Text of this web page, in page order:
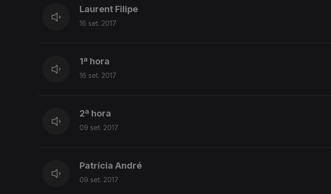
Laurent Filipe
16 set. 2017
1ª hora
16 set. 2017
2ª hora
09 set. 2017
Patrícia André
09 set. 2017